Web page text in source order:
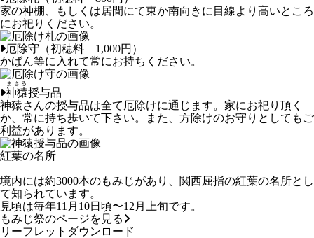
家の神棚、もしくは居間にて東か南向きに目線より高いところ
にお祀りください。
厄除守（初穂料 1,000円）
かばん等に入れて常にお持ちください。
神猿
まさる
授与品
神猿さんの授与品は全て厄除けに通じます。家にお祀り頂く
か、常に持ち歩いて下さい。また、方除けのお守りとしてもご
利益があります。
紅葉の名所
境内には約3000本のもみじがあり、関西屈指の紅葉の名所とし
て知られています。
見頃は毎年11月10日頃〜12月上旬です。
もみじ祭のページを見る
リーフレットダウンロード